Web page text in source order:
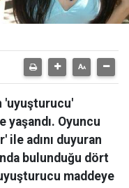
'uyuşturucu'
Oyuncu
ile adını duyuran
bulunduğu dört
maddeye